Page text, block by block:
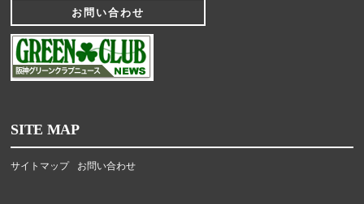
お問い合わせ
SITE MAP
サイトマップ お問い合わせ